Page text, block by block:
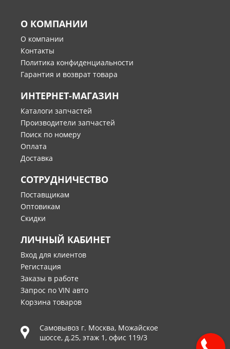
О КОМПАНИИ
О компании
Контакты
Политика конфиденциальности
Гарантия и возврат товара
ИНТЕРНЕТ-МАГАЗИН
Каталоги запчастей
Производители запчастей
Поиск по номеру
Оплата
Доставка
СОТРУДНИЧЕСТВО
Поставщикам
Оптовикам
Скидки
ЛИЧНЫЙ КАБИНЕТ
Вход для клиентов
Регистация
Заказы в работе
Запрос по VIN авто
Корзина товаров
Самовывоз г. Москва, Можайское
шоссе, д.25, этаж 1, офис 119/3